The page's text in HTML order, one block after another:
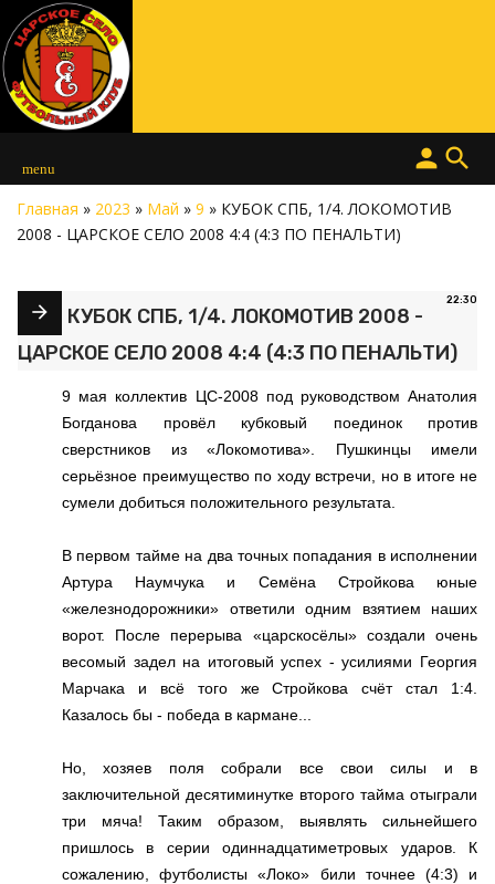
menu search
person
Главная » 2023 » Май » 9 » КУБОК СПБ, 1/4. ЛОКОМОТИВ
2008 - ЦАРСКОЕ СЕЛО 2008 4:4 (4:3 ПО ПЕНАЛЬТИ)
22:30
КУБОК СПБ, 1/4. ЛОКОМОТИВ 2008 -
ЦАРСКОЕ СЕЛО 2008 4:4 (4:3 ПО ПЕНАЛЬТИ)
9 мая коллектив ЦС-2008 под руководством Анатолия
Богданова провёл кубковый поединок против
сверстников из «Локомотива». Пушкинцы имели
серьёзное преимущество по ходу встречи, но в итоге не
сумели добиться положительного результата.
В первом тайме на два точных попадания в исполнении
Артура Наумчука и Семёна Стройкова юные
«железнодорожники» ответили одним взятием наших
ворот. После перерыва «царскосёлы» создали очень
весомый задел на итоговый успех - усилиями Георгия
Марчака и всё того же Стройкова счёт стал 1:4.
Казалось бы - победа в кармане...
Но, хозяев поля собрали все свои силы и в
заключительной десятиминутке второго тайма отыграли
три мяча! Таким образом, выявлять сильнейшего
пришлось в серии одиннадцатиметровых ударов. К
сожалению, футболисты «Локо» били точнее (4:3) и